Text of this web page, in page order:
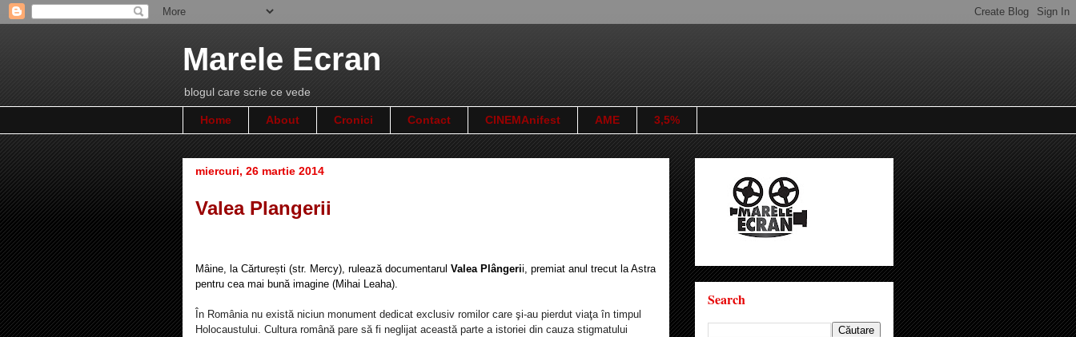
Marele Ecran
blogul care scrie ce vede
Home About Cronici Contact CINEMAnifest AME 3,5%
miercuri, 26 martie 2014
Valea Plangerii
Mâine, la Cărturești (str. Mercy), rulează documentarul Valea Plângerii, premiat anul trecut la Astra
pentru cea mai bună imagine (Mihai Leaha).
În România nu există niciun monument dedicat exclusiv romilor care şi-au pierdut viaţa în timpul
Holocaustului. Cultura română pare să fi neglijat această parte a istoriei din cauza stigmatului
Search